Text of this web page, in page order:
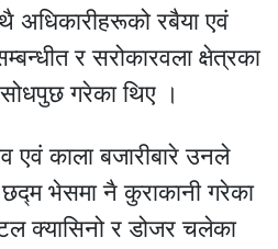
अधिकारीहरूको रबैया एवं
र सरोकारवला क्षेत्रका
गरेका थिए ।
एवं काला बजारीबारे उनले
भेसमा नै कुराकानी गरेका
क्यासिनो र डोजर चलेका